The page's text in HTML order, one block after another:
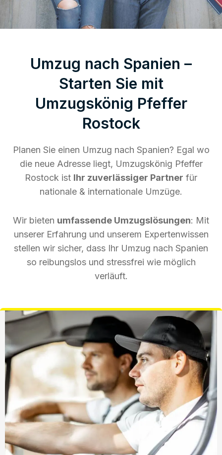
Umzug nach Spanien –
Starten Sie mit
Umzugskönig Pfeffer
Rostock
Planen Sie einen Umzug nach Spanien? Egal wo
die neue Adresse liegt, Umzugskönig Pfeffer
Rostock ist Ihr zuverlässiger Partner für
nationale & internationale Umzüge.
Wir bieten umfassende Umzugslösungen: Mit
unserer Erfahrung und unserem Expertenwissen
stellen wir sicher, dass Ihr Umzug nach Spanien
so reibungslos und stressfrei wie möglich
verläuft.